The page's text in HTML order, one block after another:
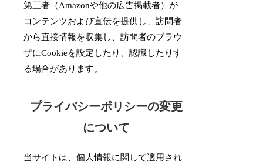
第三者（Amazonや他の広告掲載者）が
コンテンツおよび宣伝を提供し、訪問者
から直接情報を収集し、訪問者のブラウ
ザにCookieを設定したり、認識したりす
る場合があります。
プライバシーポリシーの変更
について
当サイトは、個人情報に関して適用され